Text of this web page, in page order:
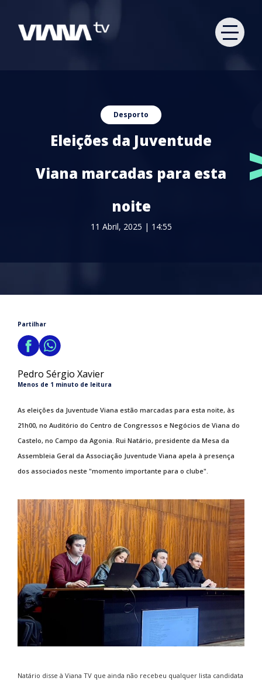
Desporto
Eleições da Juventude
Viana marcadas para esta
noite
11 Abril, 2025 | 14:55
Partilhar
Pedro Sérgio Xavier
Menos de 1 minuto de leitura
As eleições da Juventude Viana estão marcadas para esta noite, às
21h00, no Auditório do Centro de Congressos e Negócios de Viana do
Castelo, no Campo da Agonia. Rui Natário, presidente da Mesa da
Assembleia Geral da Associação Juventude Viana apela à presença
dos associados neste "momento importante para o clube".
Natário disse à Viana TV que ainda não recebeu qualquer lista candidata